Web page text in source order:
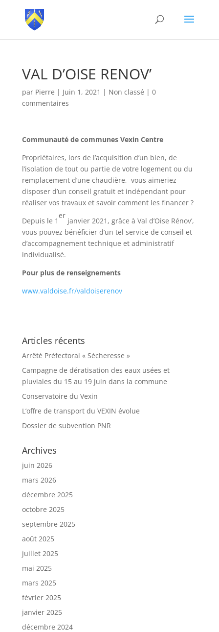
VAL D’OISE RENOV’
par Pierre | Juin 1, 2021 | Non classé | 0
commentaires
Communauté de communes Vexin Centre
Propriétaires, lors de l’acquisition d’un bien, de
l’isolation de tout ou partie de votre logement ou du
remplacement d’une chaudière, vous aimeriez
disposer d’un conseil gratuit et indépendant pour
réaliser vos travaux et savoir comment les financer ?
Depuis le 1
er
janvier 2021, grâce à Val d’Oise Rénov’,
vous pouvez bénéficier d’un tel service de conseil et
d’accompagnement technique et administratif
individualisé.
Pour plus de renseignements
www.valdoise.fr/valdoiserenov
Articles récents
Arrêté Préfectoral « Sécheresse »
Campagne de dératisation des eaux usées et
pluviales du 15 au 19 juin dans la commune
Conservatoire du Vexin
L’offre de transport du VEXIN évolue
Dossier de subvention PNR
Archives
juin 2026
mars 2026
décembre 2025
octobre 2025
septembre 2025
août 2025
juillet 2025
mai 2025
mars 2025
février 2025
janvier 2025
décembre 2024